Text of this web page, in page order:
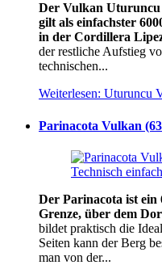
Der Vulkan Uturuncu
gilt als einfachster
in der Cordillera
der restliche Aufstieg
technischen...
Weiterlesen: Uturuncu
Parinacota Vulkan
Der Parinacota ist
Grenze, über dem
bildet praktisch die
Seiten kann der Berg
man von der...